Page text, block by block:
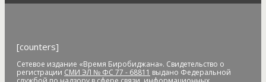
Банк Россиибанки
банковские_картыбанковский роумингбанкротство
[counters]
Сетевое издание «Время Биробиджана». Свидетельство о
регистрации СМИ ЭЛ № ФС 77 - 68811 выдано Федеральной